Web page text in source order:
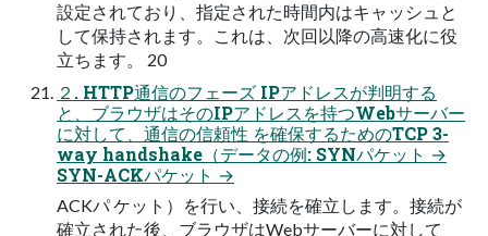
設定されており、指定された時間内はキャッシュと
して保持されます。これは、次回以降の高速化に役
立ちます。 20
２. HTTP通信のフェーズ IPアドレスが判明する
と、ブラウザはそのIPアドレスを持つWebサーバー
に対して、通信の信頼性 を確保するためのTCP 3-
way handshake（データの例: SYNパケット →
SYN-ACKパケット →
ACKパ ケット）を行い、接続を確立します。接続が
確立された後、ブラウザはWebサーバーに対して